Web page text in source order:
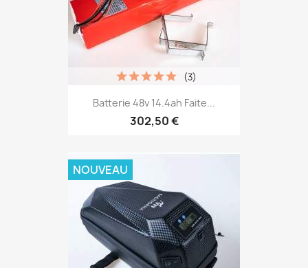
Batterie 48v 14.4ah Faite...
302,50 €
(3)
NOUVEAU